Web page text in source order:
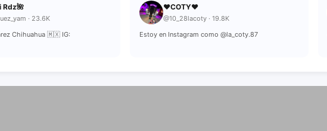
Rdz🌺
· 23.6K
Chihuahua 🇲🇽 IG:
❤️COTY❤️
@10_28lacoty · 19.8K
Estoy en Instagram como @la_coty.87